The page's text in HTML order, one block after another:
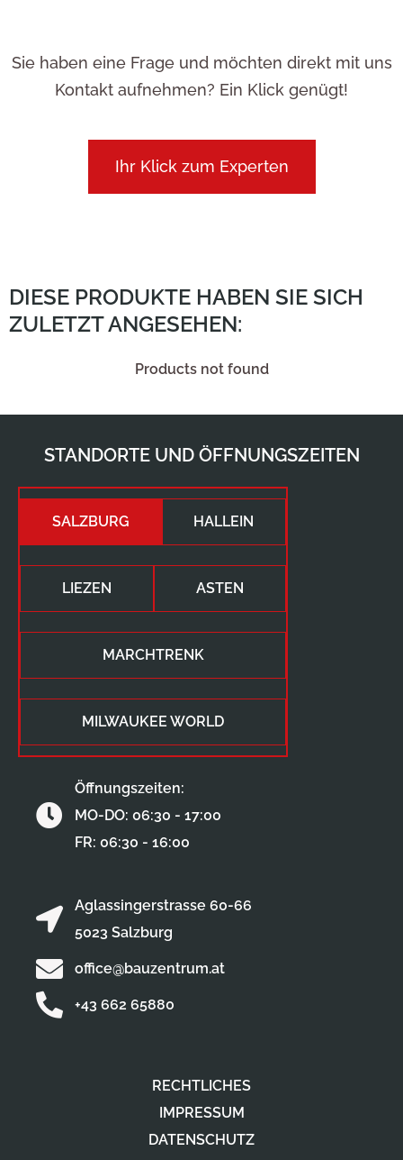
Sie haben eine Frage und möchten direkt mit uns
Kontakt aufnehmen? Ein Klick genügt!
Ihr Klick zum Experten
DIESE PRODUKTE HABEN SIE SICH
ZULETZT ANGESEHEN:
Products not found
RECHTLICHES
IMPRESSUM
DATENSCHUTZ
STANDORTE UND ÖFFNUNGSZEITEN
SALZBURG HALLEIN
LIEZEN ASTEN
MARCHTRENK
MILWAUKEE WORLD
Aglassingerstrasse 60-66
5023 Salzburg
office@bauzentrum.at
+43 662 65880
Öffnungszeiten:
MO-DO: 06:30 - 17:00
FR: 06:30 - 16:00